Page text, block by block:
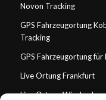
Novon Tracking
GPS Fahrzeugortung
Tracking
GPS Fahrzeugortung
Live Ortung Frankfurt
Live Ortung Wiesbaden